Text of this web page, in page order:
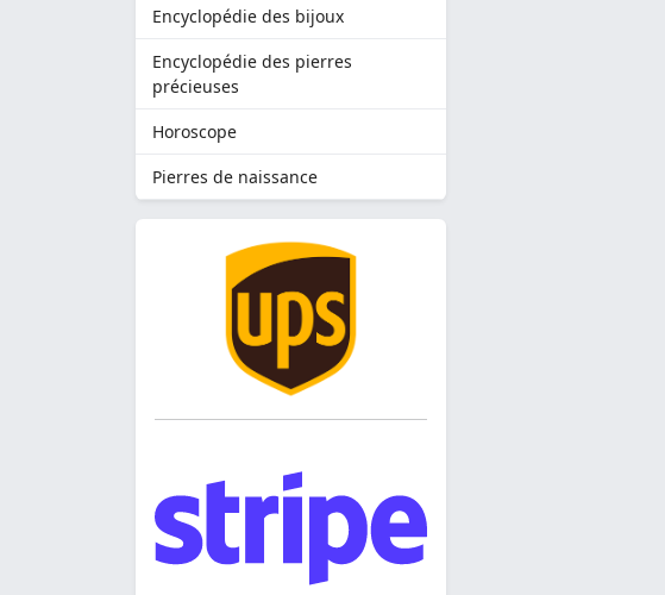
Encyclopédie des bijoux
Encyclopédie des pierres
précieuses
Horoscope
Pierres de naissance